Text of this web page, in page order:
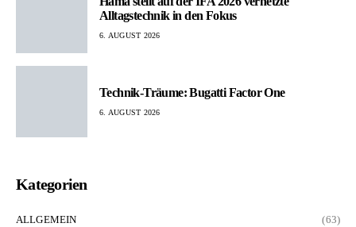
Alltagstechnik in den Fokus
6. AUGUST 2026
Technik-Träume: Bugatti Factor One
6. AUGUST 2026
Kategorien
ALLGEMEIN (63)